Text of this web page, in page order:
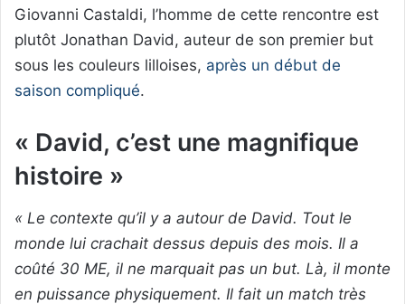
Giovanni Castaldi, l’homme de cette rencontre est
plutôt Jonathan David, auteur de son premier but
sous les couleurs lilloises, après un début de
saison compliqué.
« David, c’est une magnifique
histoire »
« Le contexte qu’il y a autour de David. Tout le
monde lui crachait dessus depuis des mois. Il a
coûté 30 ME, il ne marquait pas un but. Là, il monte
en puissance physiquement. Il fait un match très